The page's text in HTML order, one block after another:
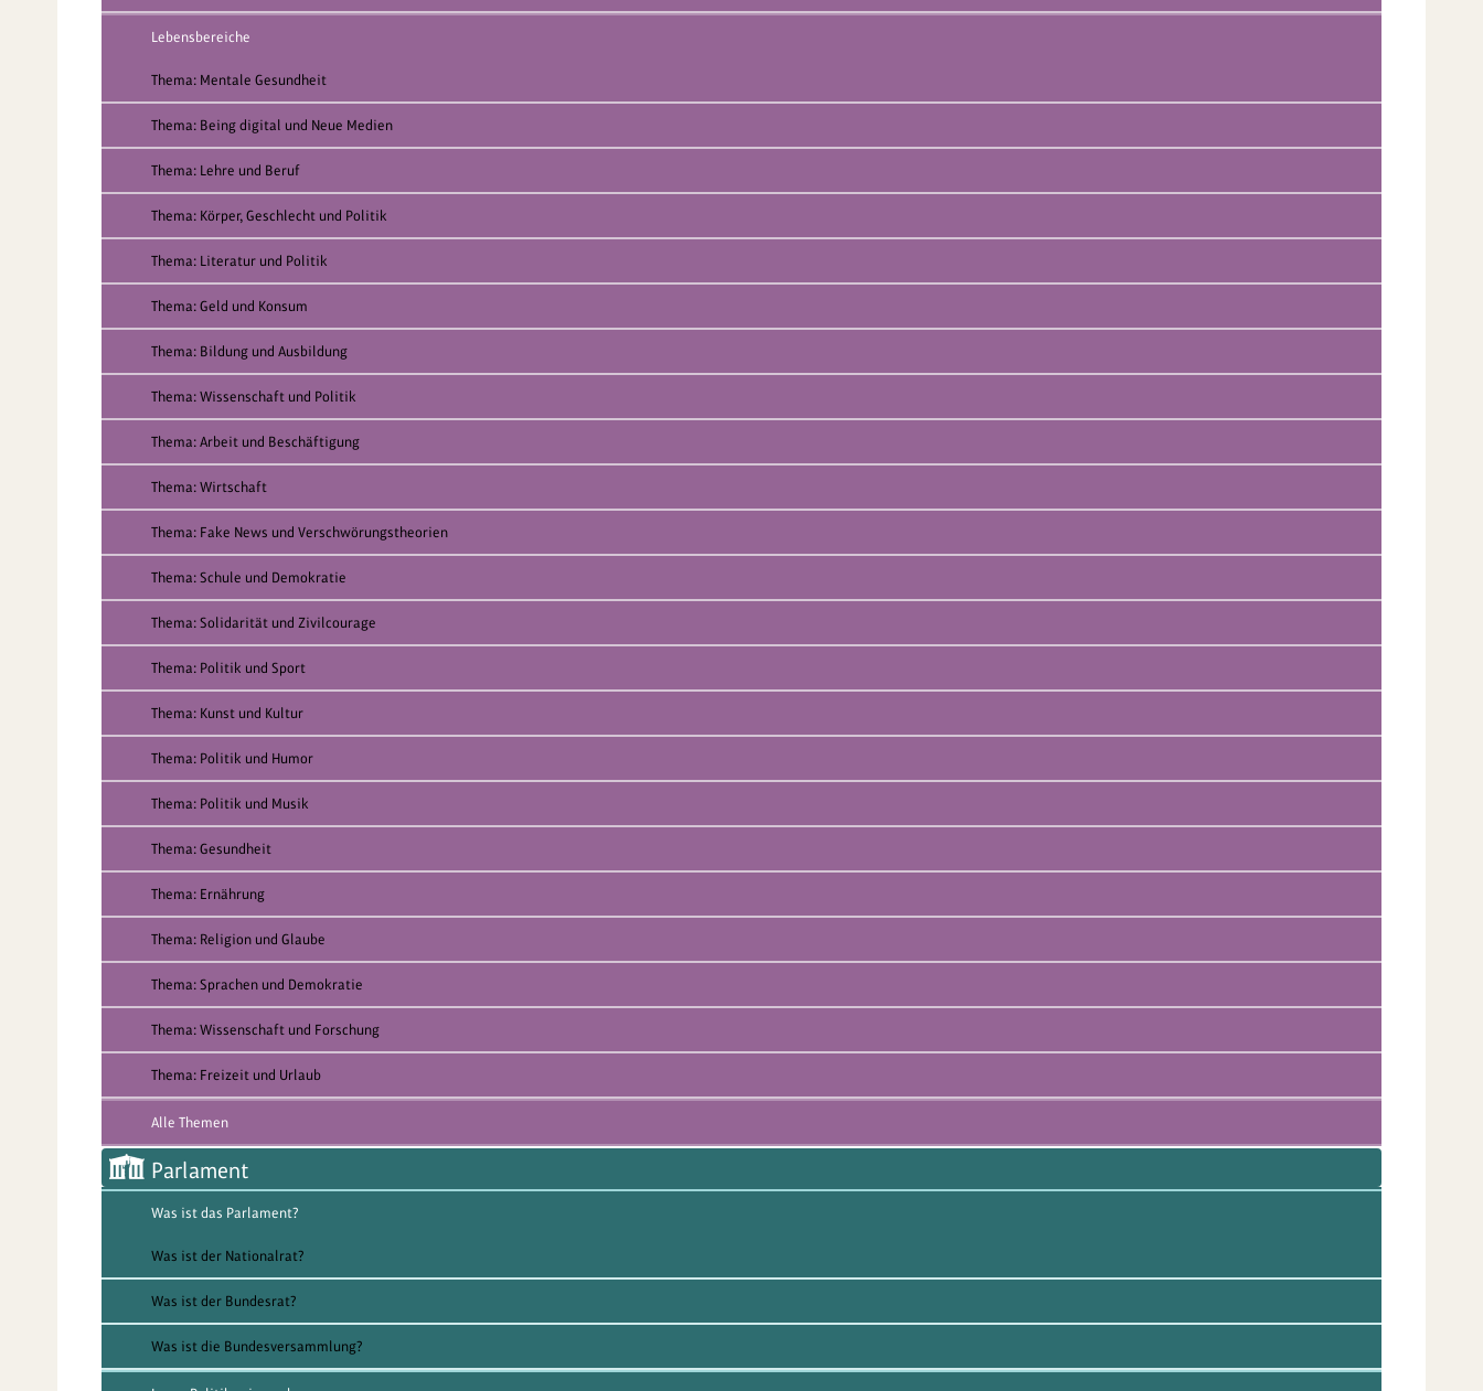
Lebensbereiche
Thema: Mentale Gesundheit
Thema: Being digital und Neue Medien
Thema: Lehre und Beruf
Thema: Körper, Geschlecht und Politik
Thema: Literatur und Politik
Thema: Geld und Konsum
Thema: Bildung und Ausbildung
Thema: Wissenschaft und Politik
Thema: Arbeit und Beschäftigung
Thema: Wirtschaft
Thema: Fake News und Verschwörungstheorien
Thema: Schule und Demokratie
Thema: Solidarität und Zivilcourage
Thema: Politik und Sport
Thema: Kunst und Kultur
Thema: Politik und Humor
Thema: Politik und Musik
Thema: Gesundheit
Thema: Ernährung
Thema: Religion und Glaube
Thema: Sprachen und Demokratie
Thema: Wissenschaft und Forschung
Thema: Freizeit und Urlaub
Alle Themen
Parlament
Was ist das Parlament?
Was ist der Nationalrat?
Was ist der Bundesrat?
Was ist die Bundesversammlung?